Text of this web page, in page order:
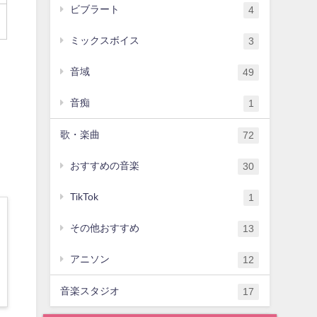
ビブラート 4
ミックスボイス 3
音域 49
音痴 1
歌・楽曲 72
おすすめの音楽 30
TikTok 1
その他おすすめ 13
アニソン 12
音楽スタジオ 17